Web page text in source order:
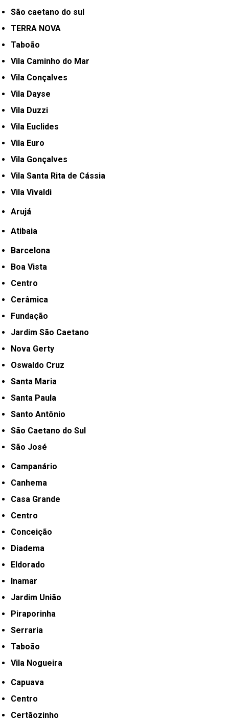
São caetano do sul
TERRA NOVA
Taboão
Vila Caminho do Mar
Vila Conçalves
Vila Dayse
Vila Duzzi
Vila Euclides
Vila Euro
Vila Gonçalves
Vila Santa Rita de Cássia
Vila Vivaldi
Arujá
Atibaia
Barcelona
Boa Vista
Centro
Cerâmica
Fundação
Jardim São Caetano
Nova Gerty
Oswaldo Cruz
Santa Maria
Santa Paula
Santo Antônio
São Caetano do Sul
São José
Campanário
Canhema
Casa Grande
Centro
Conceição
Diadema
Eldorado
Inamar
Jardim União
Piraporinha
Serraria
Taboão
Vila Nogueira
Capuava
Centro
Certãozinho